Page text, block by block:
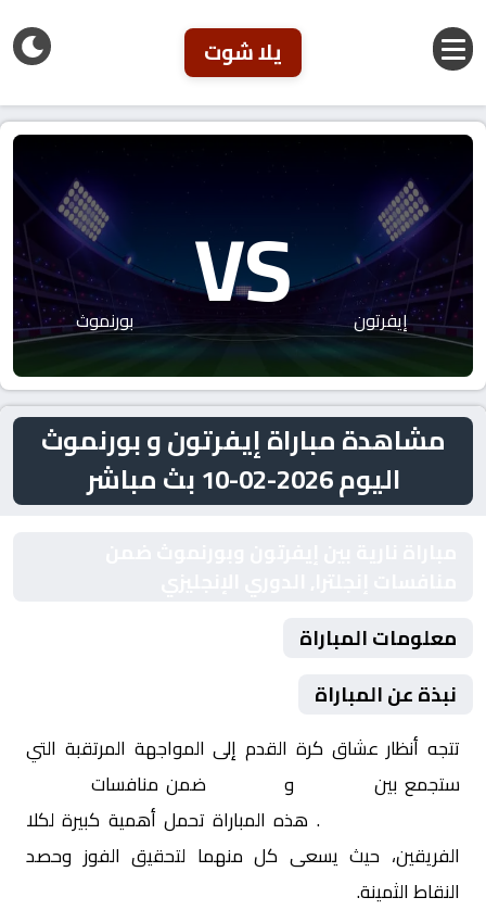
يلا شوت
إيفرتون VS بورنموث
مشاهدة مباراة إيفرتون و بورنموث
اليوم 2026-02-10 بث مباشر
معلومات المباراة
نبذة عن المباراة
تتجه أنظار عشاق كرة القدم إلى المواجهة المرتقبة التي
ستجمع بين
و ضمن منافسات
. هذه المباراة تحمل أهمية كبيرة لكلا
الفريقين، حيث يسعى كل منهما لتحقيق الفوز وحصد
النقاط الثمينة.